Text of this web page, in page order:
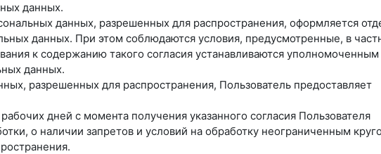
данных.
данных, разрешенных для распространения, оформляется
данных. При этом соблюдаются условия, предусмотренные, в
к содержанию такого согласия устанавливаются уполномоченным
данных.
разрешенных для распространения, Пользователь предоставляет
дней с момента получения указанного согласия Пользователя
о наличии запретов и условий на обработку неограниченным